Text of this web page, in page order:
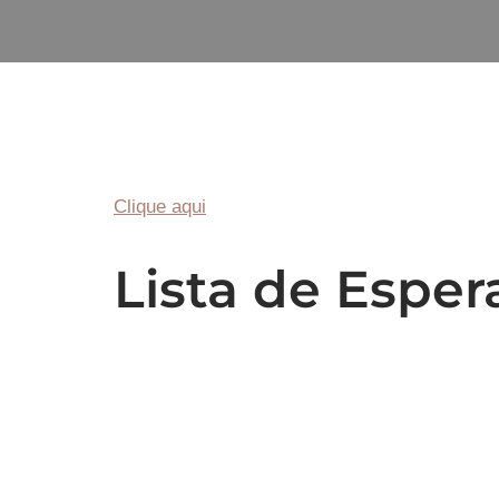
Clique aqui
Lista de